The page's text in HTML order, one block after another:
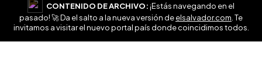
CONTENIDO DE ARCHIVO:¡Estás navegando en el
pasado! 🚀 Da el salto a la nueva versión deelsalvador.com . Te
invitamos a visitar el nuevo portal país donde coincidimos todos.